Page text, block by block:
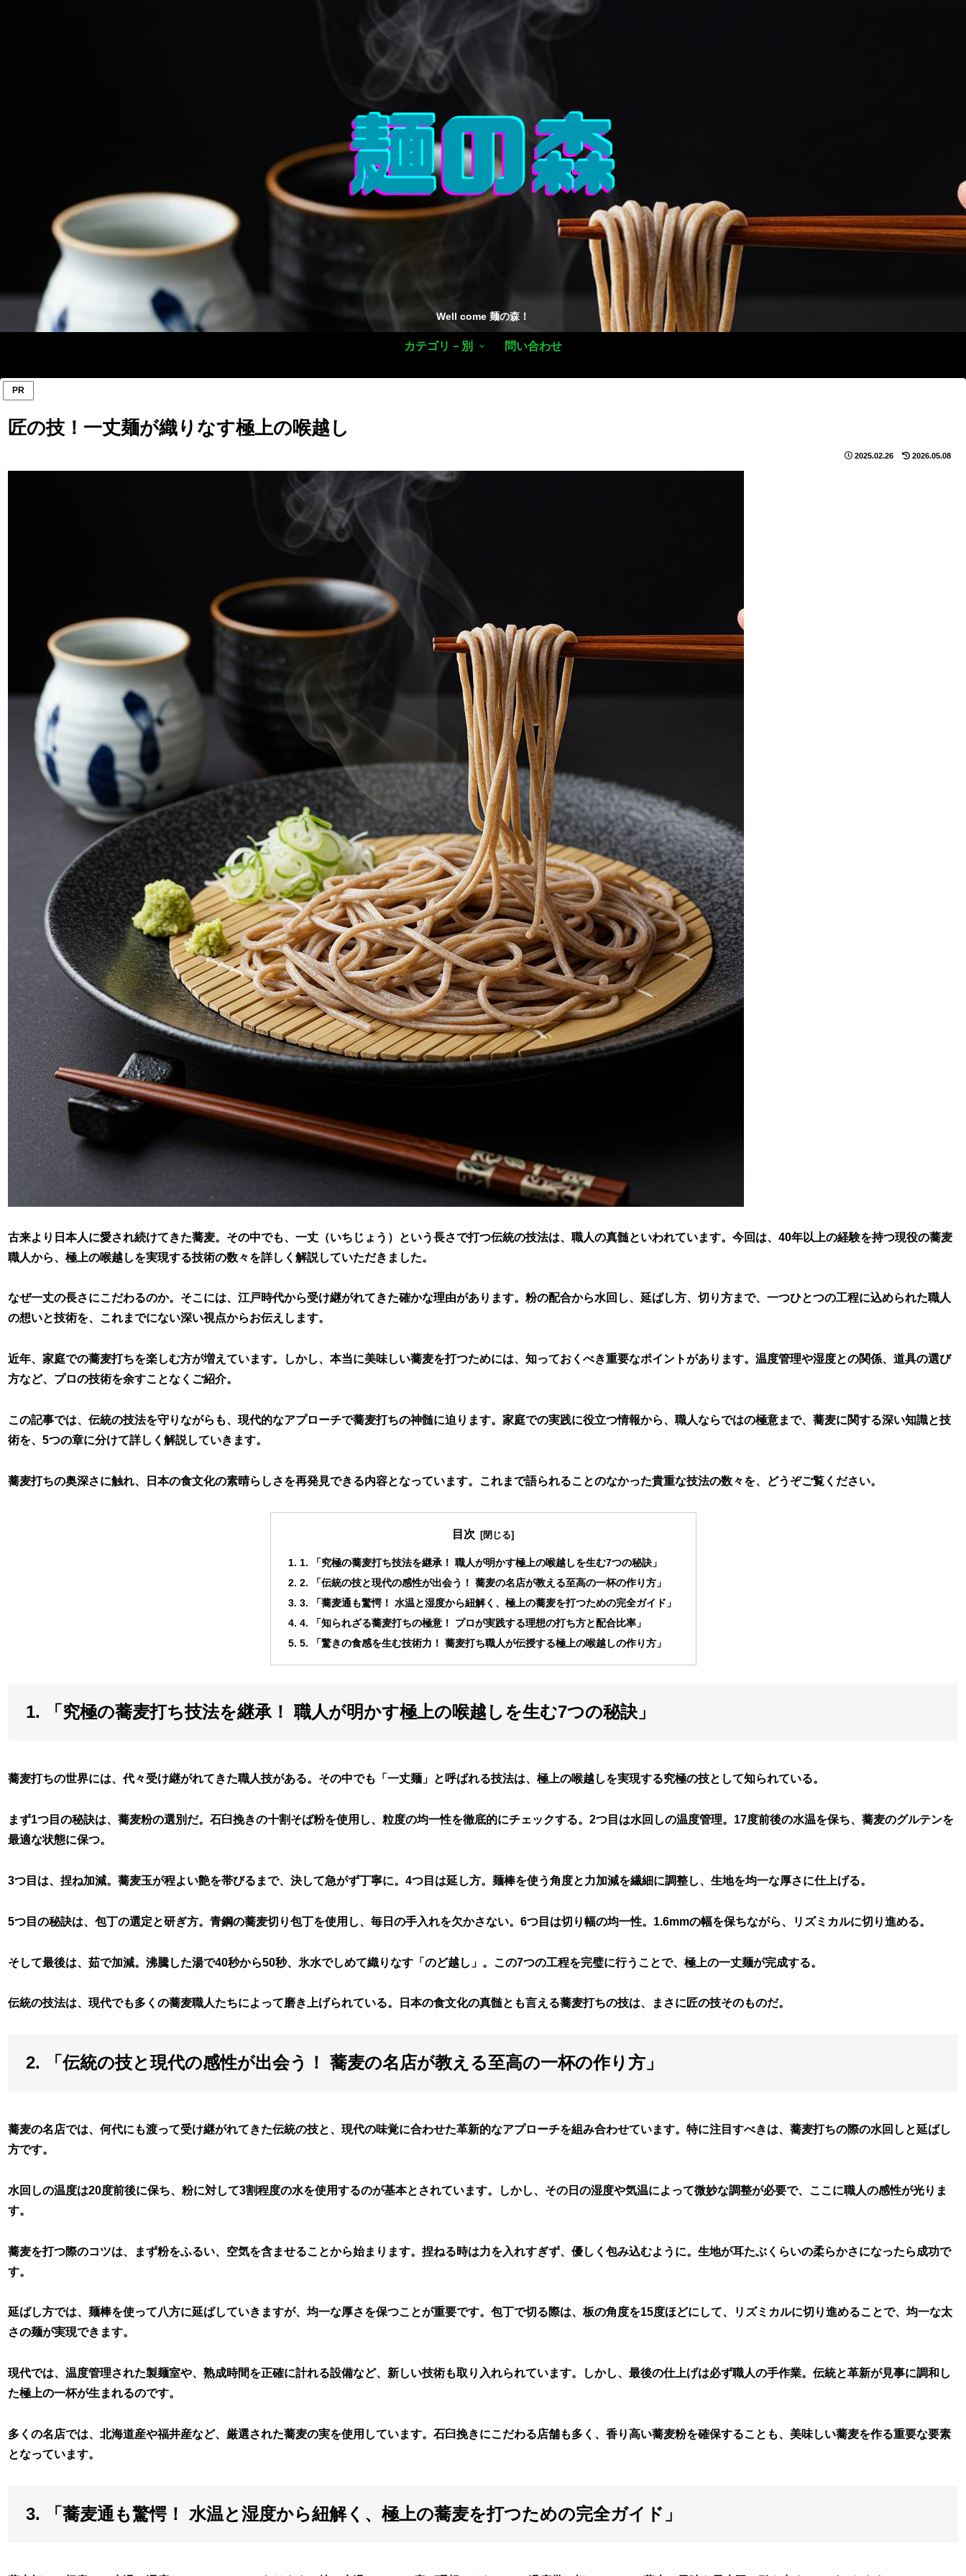
Well come 麺の森！
カテゴリ－別 問い合わせ
PR
匠の技！一丈麺が織りなす極上の喉越し
2025.02.26 2026.05.08
古来より日本人に愛され続けてきた蕎麦。その中でも、一丈（いちじょう）という長さで打つ伝統の技法は、職人の真髄といわれています。今回は、40年以上の経験を持つ現役の蕎麦
職人から、極上の喉越しを実現する技術の数々を詳しく解説していただきました。
なぜ一丈の長さにこだわるのか。そこには、江戸時代から受け継がれてきた確かな理由があります。粉の配合から水回し、延ばし方、切り方まで、一つひとつの工程に込められた職人
の想いと技術を、これまでにない深い視点からお伝えします。
近年、家庭での蕎麦打ちを楽しむ方が増えています。しかし、本当に美味しい蕎麦を打つためには、知っておくべき重要なポイントがあります。温度管理や湿度との関係、道具の選び
方など、プロの技術を余すことなくご紹介。
この記事では、伝統の技法を守りながらも、現代的なアプローチで蕎麦打ちの神髄に迫ります。家庭での実践に役立つ情報から、職人ならではの極意まで、蕎麦に関する深い知識と技
術を、5つの章に分けて詳しく解説していきます。
蕎麦打ちの奥深さに触れ、日本の食文化の素晴らしさを再発見できる内容となっています。これまで語られることのなかった貴重な技法の数々を、どうぞご覧ください。
目次
1. 「究極の蕎麦打ち技法を継承！ 職人が明かす極上の喉越しを生む7つの秘訣」
2. 「伝統の技と現代の感性が出会う！ 蕎麦の名店が教える至高の一杯の作り方」
3. 「蕎麦通も驚愕！ 水温と湿度から紐解く、極上の蕎麦を打つための完全ガイド」
4. 「知られざる蕎麦打ちの極意！ プロが実践する理想の打ち方と配合比率」
5. 「驚きの食感を生む技術力！ 蕎麦打ち職人が伝授する極上の喉越しの作り方」
1. 「究極の蕎麦打ち技法を継承！ 職人が明かす極上の喉越しを生む7つの秘訣」
蕎麦打ちの世界には、代々受け継がれてきた職人技がある。その中でも「一丈麺」と呼ばれる技法は、極上の喉越しを実現する究極の技として知られている。
まず1つ目の秘訣は、蕎麦粉の選別だ。石臼挽きの十割そば粉を使用し、粒度の均一性を徹底的にチェックする。2つ目は水回しの温度管理。17度前後の水温を保ち、蕎麦のグルテンを
最適な状態に保つ。
3つ目は、捏ね加減。蕎麦玉が程よい艶を帯びるまで、決して急がず丁寧に。4つ目は延し方。麺棒を使う角度と力加減を繊細に調整し、生地を均一な厚さに仕上げる。
5つ目の秘訣は、包丁の選定と研ぎ方。青鋼の蕎麦切り包丁を使用し、毎日の手入れを欠かさない。6つ目は切り幅の均一性。1.6mmの幅を保ちながら、リズミカルに切り進める。
そして最後は、茹で加減。沸騰した湯で40秒から50秒、氷水でしめて織りなす「のど越し」。この7つの工程を完璧に行うことで、極上の一丈麺が完成する。
伝統の技法は、現代でも多くの蕎麦職人たちによって磨き上げられている。日本の食文化の真髄とも言える蕎麦打ちの技は、まさに匠の技そのものだ。
2. 「伝統の技と現代の感性が出会う！ 蕎麦の名店が教える至高の一杯の作り方」
蕎麦の名店では、何代にも渡って受け継がれてきた伝統の技と、現代の味覚に合わせた革新的なアプローチを組み合わせています。特に注目すべきは、蕎麦打ちの際の水回しと延ばし
方です。
水回しの温度は20度前後に保ち、粉に対して3割程度の水を使用するのが基本とされています。しかし、その日の湿度や気温によって微妙な調整が必要で、ここに職人の感性が光りま
す。
蕎麦を打つ際のコツは、まず粉をふるい、空気を含ませることから始まります。捏ねる時は力を入れすぎず、優しく包み込むように。生地が耳たぶくらいの柔らかさになったら成功で
す。
延ばし方では、麺棒を使って八方に延ばしていきますが、均一な厚さを保つことが重要です。包丁で切る際は、板の角度を15度ほどにして、リズミカルに切り進めることで、均一な太
さの麺が実現できます。
現代では、温度管理された製麺室や、熟成時間を正確に計れる設備など、新しい技術も取り入れられています。しかし、最後の仕上げは必ず職人の手作業。伝統と革新が見事に調和し
た極上の一杯が生まれるのです。
多くの名店では、北海道産や福井産など、厳選された蕎麦の実を使用しています。石臼挽きにこだわる店舗も多く、香り高い蕎麦粉を確保することも、美味しい蕎麦を作る重要な要素
となっています。
3. 「蕎麦通も驚愕！ 水温と湿度から紐解く、極上の蕎麦を打つための完全ガイド」